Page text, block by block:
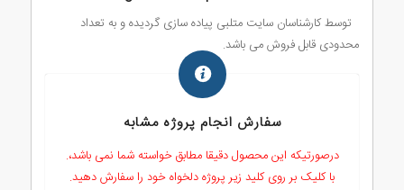
توسط کارشناسان سایت متلبی پیاده سازی گردیده و به تعداد
محدودی قابل فروش می باشد.
سفارش انجام پروژه مشابه
درصورتیکه این محصول دقیقا مطابق خواسته شما نمی باشد،.
با کلیک بر روی کلید زیر پروژه دلخواه خود را سفارش دهید.